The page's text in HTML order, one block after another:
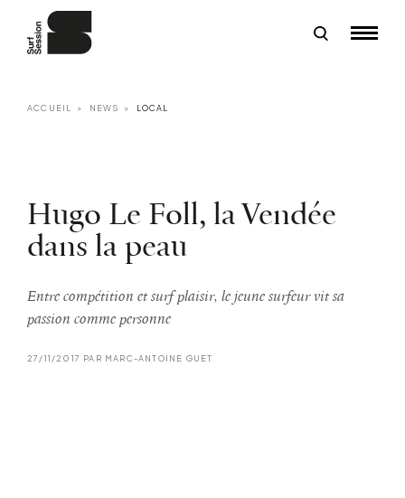
ACCUEIL NEWS LOCAL
Hugo Le Foll, la Vendée
dans la peau
Entre compétition et surf plaisir, le jeune surfeur vit sa
passion comme personne
27/11/2017 PAR MARC-ANTOINE GUET